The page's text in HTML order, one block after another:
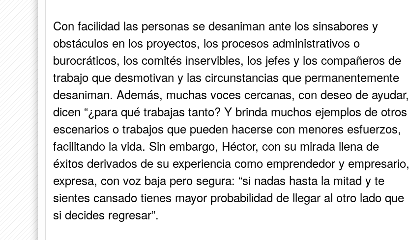
Con facilidad las personas se desaniman ante los sinsabores y
obstáculos en los proyectos, los procesos administrativos o
burocráticos, los comités inservibles, los jefes y los compañeros de
trabajo que desmotivan y las circunstancias que permanentemente
desaniman. Además, muchas voces cercanas, con deseo de ayudar,
dicen “¿para qué trabajas tanto? Y brinda muchos ejemplos de otros
escenarios o trabajos que pueden hacerse con menores esfuerzos,
facilitando la vida. Sin embargo, Héctor, con su mirada llena de
éxitos derivados de su experiencia como emprendedor y empresario,
expresa, con voz baja pero segura: “si nadas hasta la mitad y te
sientes cansado tienes mayor probabilidad de llegar al otro lado que
si decides regresar”.